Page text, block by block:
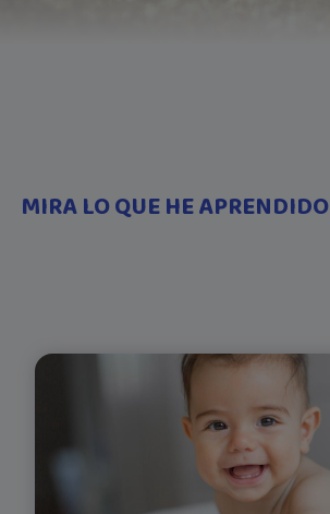
MIRA LO QUE HE APRENDIDO